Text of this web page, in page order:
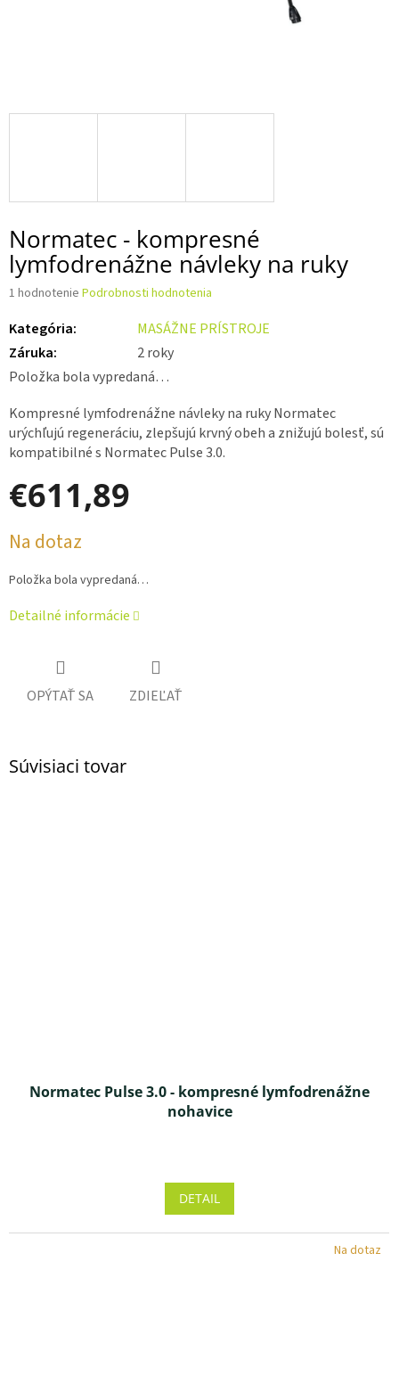
Normatec - kompresné
lymfodrenážne návleky na ruky
Priemerné
produktu
5,0
z 5
1 hodnotenie Podrobnosti hodnotenia
Kategória:
MASÁŽNE PRÍSTROJE
Záruka:
2 roky
Položka bola vypredaná…
Kompresné lymfodrenážne návleky na ruky Normatec
urýchľujú regeneráciu, zlepšujú krvný obeh a znižujú bolesť, sú
kompatibilné s Normatec Pulse 3.0.
€611,89
Jednotková
cena:
Na dotaz
Položka bola vypredaná…
Detailné informácie
OPÝTAŤ SA ZDIEĽAŤ
Súvisiaci tovar
Normatec Pulse 3.0 - kompresné lymfodrenážne
nohavice
z 5
DETAIL
Na dotaz